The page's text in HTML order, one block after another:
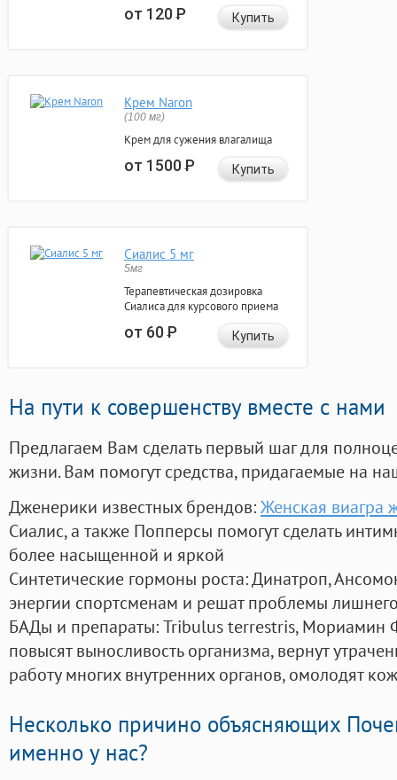
от 120Р Купить
Крем Naron
(100 мг)
Крем для сужения влагалища
от 1500Р Купить
Сиалис 5 мг
5мг
Терапевтическая дозировка
Сиалиса для курсового приема
от 60Р Купить
На пути к совершенству вместе с нами
Предлагаем Вам сделать первый шаг для
жизни. Вам помогут средства, придагаемые на
Дженерики известных брендов:Женская виагра
Сиалис, а также Попперсы помогут сделать
более насыщенной и яркой
Синтетические гормоны роста: Динатроп,
энергии спортсменам и решат проблемы
БАДы и препараты:Tribulus terrestris, Мориамин
повысят выносливость организма, вернут
работу многих внутренних органов, омолодят
Несколько причино объясняющих
именно у нас?